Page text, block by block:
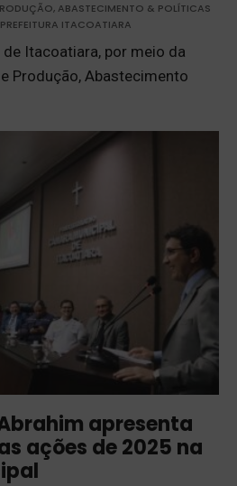
ABASTECIMENTO & POLÍTICAS
ITACOATIARA
Itacoatiara, por meio da
Produção, Abastecimento
apresenta
ações de 2025 na